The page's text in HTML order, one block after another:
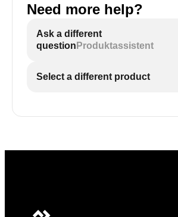
Need more help?
Ask a different
question Produktassistent
Select a different product